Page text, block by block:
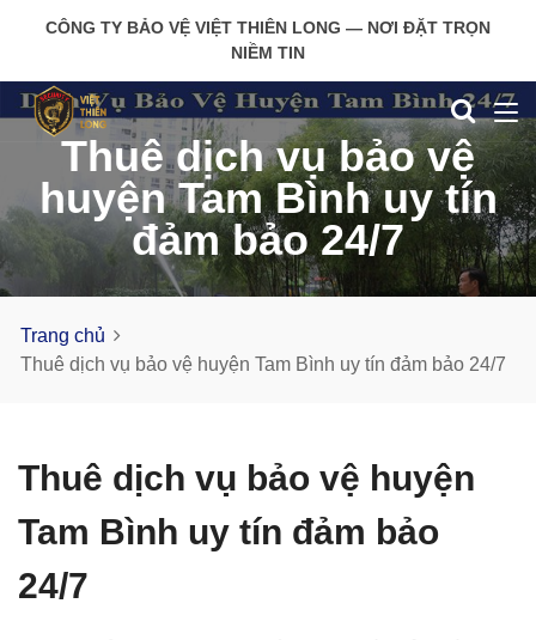
CÔNG TY BẢO VỆ VIỆT THIÊN LONG — NƠI ĐẶT TRỌN
NIỀM TIN
Thuê dịch vụ bảo vệ
huyện Tam Bình uy tín
đảm bảo 24/7
Trang chủ
Thuê dịch vụ bảo vệ huyện Tam Bình uy tín đảm bảo 24/7
Thuê dịch vụ bảo vệ huyện
Tam Bình uy tín đảm bảo
24/7